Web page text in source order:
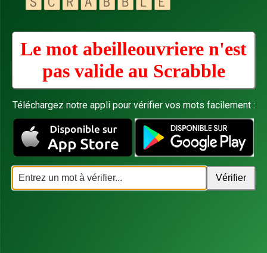
Le mot abeilleouvriere n'est
pas valide au Scrabble
Téléchargez notre appli pour vérifier vos mots facilement :